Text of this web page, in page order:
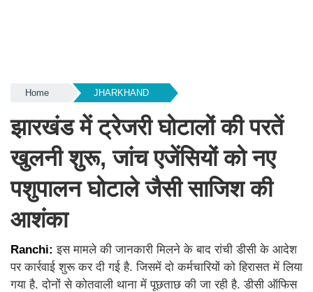
Home JHARKHAND
झारखंड में ट्रेजरी घोटालों की परतें
खुलनी शुरू, जांच एजेंसियों को नए
पशुपालन घोटाले जैसी साजिश की
आशंका
Ranchi:इस मामले की जानकारी मिलने के बाद रांची डीसी के आदेश
पर कार्रवाई शुरू कर दी गई है. जिसमें दो कर्मचारियों को हिरासत में लिया
गया है. दोनों से कोतवाली थाना में पूछताछ की जा रही है. डीसी ऑफिस